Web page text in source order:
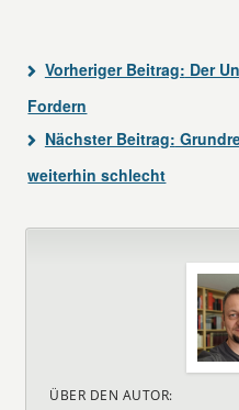
Vorheriger Beitrag: Der
Fordern
Nächster Beitrag:
weiterhin schlecht
ÜBER DEN AUTOR: